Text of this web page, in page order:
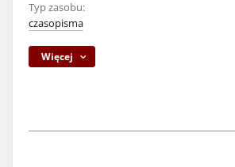
Typ zasobu:
czasopisma
Więcej